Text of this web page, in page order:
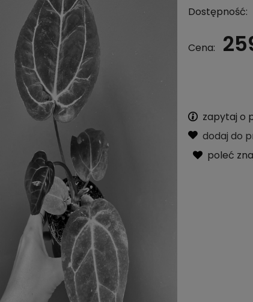
Dostępność:
Cena:
zapytaj o
dodaj do
poleć